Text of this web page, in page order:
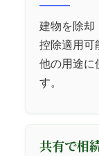
建物を除却
控除適用可
他の用途に
す。
共有で相